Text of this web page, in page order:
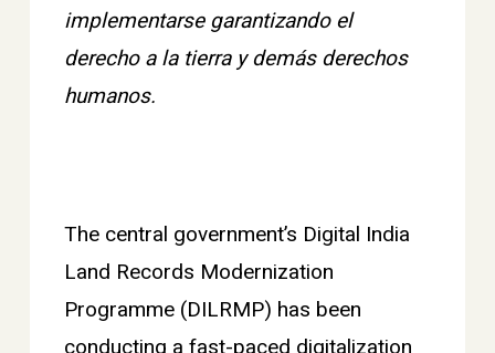
implementarse garantizando el
derecho a la tierra y demás derechos
humanos.
The central government’s Digital India
Land Records Modernization
Programme (DILRMP) has been